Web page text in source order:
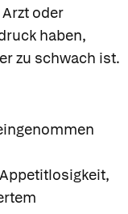
oder
haben,
zu schwach ist.